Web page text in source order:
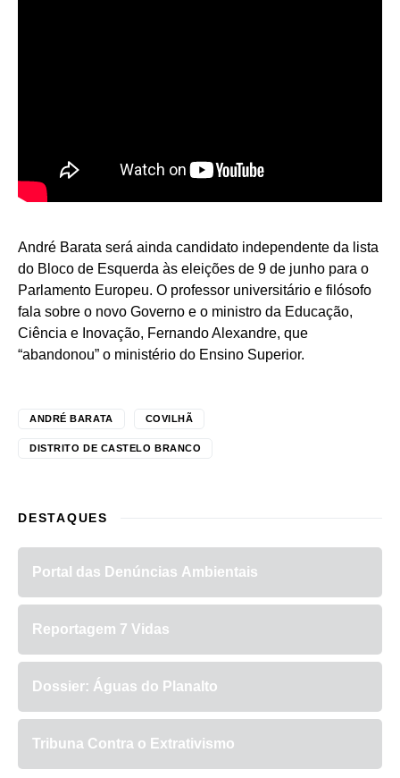
André Barata será ainda candidato independente da lista
do Bloco de Esquerda às eleições de 9 de junho para o
Parlamento Europeu. O professor universitário e filósofo
fala sobre o novo Governo e o ministro da Educação,
Ciência e Inovação, Fernando Alexandre, que
“abandonou” o ministério do Ensino Superior.
ANDRÉ BARATA COVILHÃ
DISTRITO DE CASTELO BRANCO
DESTAQUES
Portal das Denúncias Ambientais
Reportagem 7 Vidas
Dossier: Águas do Planalto
Tribuna Contra o Extrativismo